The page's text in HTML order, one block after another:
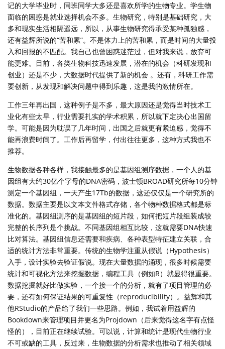
记的大学毕业时，同班同学大多还是喜欢所学的生物专业。学生物
面临的困惑是就业选择机会不多。生物研究，特别是基础研究，大
多和现实生活相隔遥远，所以，从事生物研究得承受某种孤独感，
还有益辉所说的“苦和累”。不是体力上的苦和累，而是时间的大量投
入和回报的不匹配。我自己也曾困惑迷茫过，但对我来说，放弃可
能更难。目前，各类生物科技迅速发展，潜在的机会（科研发现和
创业）还是不少，大数据时代提供了新的机会 。还有，科研工作需
要创新，从发现和解决问题中得到乐趣，这是我的激情所在。
工作三年再出国，这种例子是不多，最大原因还是觉得当时技术工
业化有些太早，行业需要扎实的学术积累，所以就下定决心出国留
学。可能是因为耽误了几年时间，出国之后就更有紧迫感，觉得不
能再浪费时间了。工作后再留学，付出往往更多，这种方式我也不
推荐。
生物数据各种各样，我接触最多的是基因组测序数据，一个人的基
因组有大约30亿个字母的DNA密码，波士顿BROAD研究所每10分钟
测定一个基因组，一天产生17Tb的数据，这还仅仅是一个研究所的
数据。数据主要是以文本文件格式存储，各个物种数据格式都是标
准化的。基因组测序的是基因组的短片段，如何把短片段组装成较
完整的长序列是个挑战。不同基因组相互比较，这就需要DNA快速
比对算法。基因组信息还需要和疾病、各种表型特征建立关联，合
适的统计方法非常重要。传统的生物学注重从假说（Hypothesis）
入手，设计实验去验证假说。现在大量数据的涌现，很多时候需要
统计和可视化方法来挖掘数据，编程工具（例如R）就显得很重要。
数据挖掘就好比做实验，一个接一个的分析，就有了项目管理的必
要，还有如何保证结果的可重复性（reproducibility）。益辉和其
他RStudio的产品给了我们一些思路。例如，我试着用益辉的
Bookdown来管理项目并更名为Projdown（后来觉得这名字有点怪
怪的），目前正在继续试验。可以说，计算和统计是现代生物行业
不可或缺的工具，反过来，生物数据的分析需求也推动了相关领域